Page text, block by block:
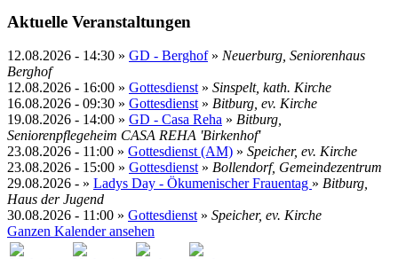
Aktuelle Veranstaltungen
12.08.2026 - 14:30 » GD - Berghof» Neuerburg, Seniorenhaus
Berghof
12.08.2026 - 16:00 » Gottesdienst» Sinspelt, kath. Kirche
16.08.2026 - 09:30 » Gottesdienst» Bitburg, ev. Kirche
19.08.2026 - 14:00 » GD - Casa Reha » Bitburg,
Seniorenpflegeheim CASA REHA 'Birkenhof'
23.08.2026 - 11:00 » Gottesdienst (AM) » Speicher, ev. Kirche
23.08.2026 - 15:00 » Gottesdienst» Bollendorf, Gemeindezentrum
29.08.2026 - » Ladys Day - Ökumenischer Frauentag » Bitburg,
Haus der Jugend
30.08.2026 - 11:00 » Gottesdienst» Speicher, ev. Kirche
Ganzen Kalender ansehen